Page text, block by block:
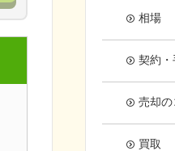
相場
契約・
売却の
買取